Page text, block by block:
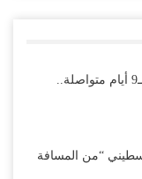
ما السر وراء اهتزاز الأرض لـ9 أيام متواصلة..
“من المسافة